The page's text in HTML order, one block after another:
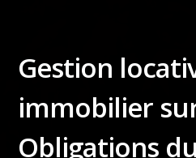
Gestion
immobilier
Obligations du